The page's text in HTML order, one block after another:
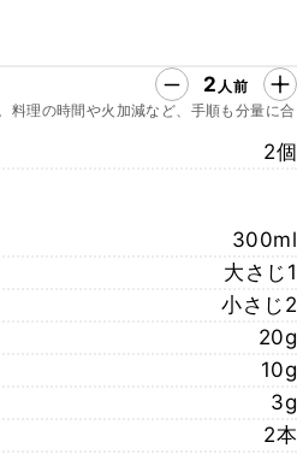
2 人前
料理の時間や火加減など、手順も分量に合
2個
300ml
大さじ1
小さじ2
20g
10g
3g
2本